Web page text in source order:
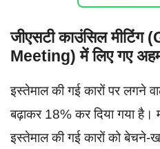
जीएसटी काउंसिल
Meeting) में लिए गए
इस्तेमाल की गई कारों पर लगने
बढ़ाकर 18% कर दिया गया है।
इस्तेमाल की गई कारों को बेचने-